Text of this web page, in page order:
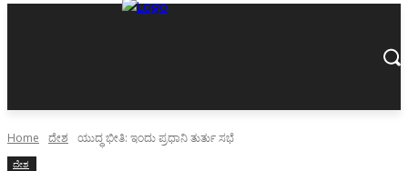
Home ದೇಶ ಯುದ್ಧ ಭೀತಿ: ಇಂದು ಪ್ರಧಾನಿ ತುರ್ತು ಸಭೆ
ದೇಶ